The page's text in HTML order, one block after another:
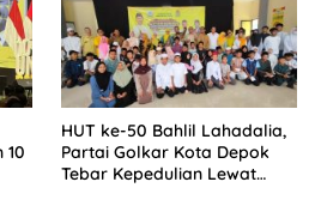
10
HUT ke-50 Bahlil Lahadalia,
Partai Golkar Kota Depok
Tebar Kepedulian Lewat